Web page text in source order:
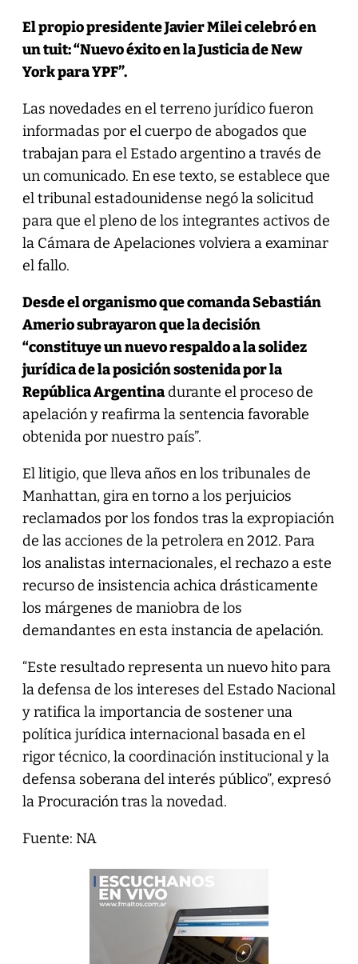
El propio presidente Javier Milei celebró en
un tuit: “Nuevo éxito en la Justicia de New
York para YPF”.
Las novedades en el terreno jurídico fueron
informadas por el cuerpo de abogados que
trabajan para el Estado argentino a través de
un comunicado. En ese texto, se establece que
el tribunal estadounidense negó la solicitud
para que el pleno de los integrantes activos de
la Cámara de Apelaciones volviera a examinar
el fallo.
Desde el organismo que comanda Sebastián
Amerio subrayaron que la decisión
“constituye un nuevo respaldo a la solidez
jurídica de la posición sostenida por la
República Argentinadurante el proceso de
apelación y reafirma la sentencia favorable
obtenida por nuestro país”.
El litigio, que lleva años en los tribunales de
Manhattan, gira en torno a los perjuicios
reclamados por los fondos tras la expropiación
de las acciones de la petrolera en 2012. Para
los analistas internacionales, el rechazo a este
recurso de insistencia achica drásticamente
los márgenes de maniobra de los
demandantes en esta instancia de apelación.
“Este resultado representa un nuevo hito para
la defensa de los intereses del Estado Nacional
y ratifica la importancia de sostener una
política jurídica internacional basada en el
rigor técnico, la coordinación institucional y la
defensa soberana del interés público”, expresó
la Procuración tras la novedad.
Fuente: NA